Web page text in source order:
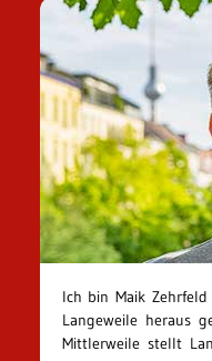
Ich bin Maik
Langeweile heraus
Mittlerweile stellt